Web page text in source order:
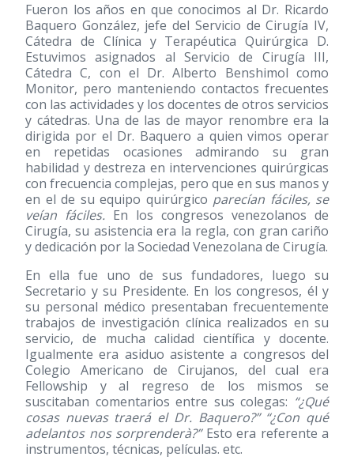
Fueron los años en que conocimos al Dr. Ricardo
Baquero González, jefe del Servicio de Cirugía IV,
Cátedra de Clínica y Terapéutica Quirúrgica D.
Estuvimos asignados al Servicio de Cirugía III,
Cátedra C, con el Dr. Alberto Benshimol como
Monitor, pero manteniendo contactos frecuentes
con las actividades y los docentes de otros servicios
y cátedras. Una de las de mayor renombre era la
dirigida por el Dr. Baquero a quien vimos operar
en repetidas ocasiones admirando su gran
habilidad y destreza en intervenciones quirúrgicas
con frecuencia complejas, pero que en sus manos y
en el de su equipo quirúrgico parecían fáciles, se
veían fáciles. En los congresos venezolanos de
Cirugía, su asistencia era la regla, con gran cariño
y dedicación por la Sociedad Venezolana de Cirugía.
En ella fue uno de sus fundadores, luego su
Secretario y su Presidente. En los congresos, él y
su personal médico presentaban frecuentemente
trabajos de investigación clínica realizados en su
servicio, de mucha calidad científica y docente.
Igualmente era asiduo asistente a congresos del
Colegio Americano de Cirujanos, del cual era
Fellowship y al regreso de los mismos se
suscitaban comentarios entre sus colegas: “¿Qué
cosas nuevas traerá el Dr. Baquero?” “¿Con qué
adelantos nos sorprenderà?”Esto era referente a
instrumentos, técnicas, películas. etc.